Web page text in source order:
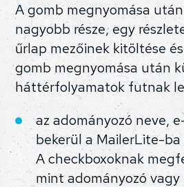
A gomb megnyomása
nagyobb része, egy
űrlap mezőinek kitöltése
gomb megnyomása után
háttérfolyamatok futnak
az adományozó neve,
bekerül a MailerLite-
A checkboxoknak
mint adományozó